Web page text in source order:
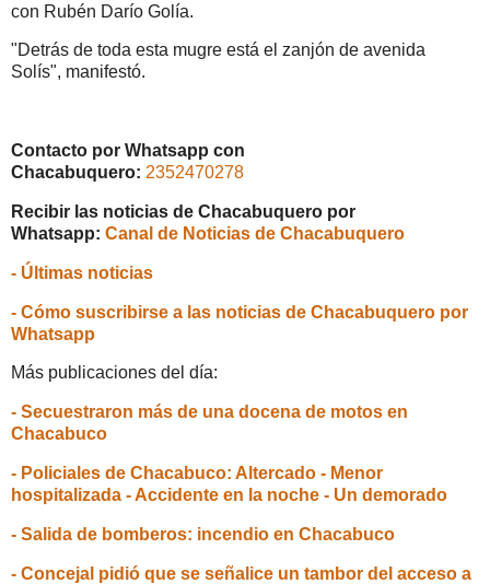
con Rubén Darío Golía.
"Detrás de toda esta mugre está el zanjón de avenida
Solís", manifestó.
Contacto por Whatsapp con
Chacabuquero: 2352470278
Recibir las noticias de Chacabuquero por
Whatsapp: Canal de Noticias de Chacabuquero
- Últimas noticias
- Cómo suscribirse a las noticias de Chacabuquero por
Whatsapp
Más publicaciones del día:
- Secuestraron más de una docena de motos en
Chacabuco
- Policiales de Chacabuco: Altercado - Menor
hospitalizada - Accidente en la noche - Un demorado
- Salida de bomberos: incendio en Chacabuco
- Concejal pidió que se señalice un tambor del acceso a